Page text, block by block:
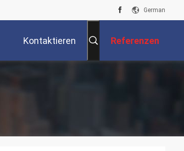
German
Kontaktieren Referenzen